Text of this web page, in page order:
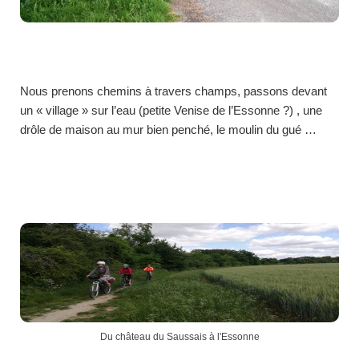
Nous prenons chemins à travers champs, passons devant
un « village » sur l’eau (petite Venise de l’Essonne ?) , une
drôle de maison au mur bien penché, le moulin du gué …
Du château du Saussais à l'Essonne